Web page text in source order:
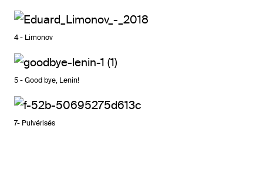
4 - Limonov
5 - Good bye, Lenin!
7- Pulvérisés